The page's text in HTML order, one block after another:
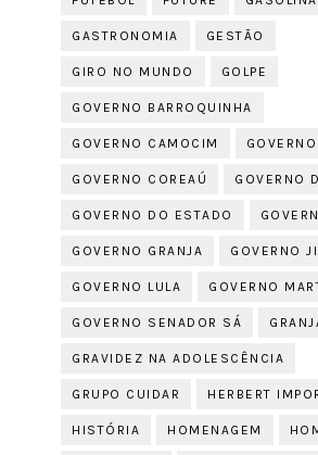
GASTRONOMIA GESTÃO
GIRO NO MUNDO GOLPE
GOVERNO BARROQUINHA
GOVERNO CAMOCIM
GOVERNO COREAÚ GOVERNO
GOVERNO DO ESTADO
GOVERNO GRANJA GOVERNO
GOVERNO LULA GOVERNO
GOVERNO SENADOR SÁ
GRAVIDEZ NA ADOLESCÊNCIA
GRUPO CUIDAR HERBERT
HISTÓRIA HOMENAGEM